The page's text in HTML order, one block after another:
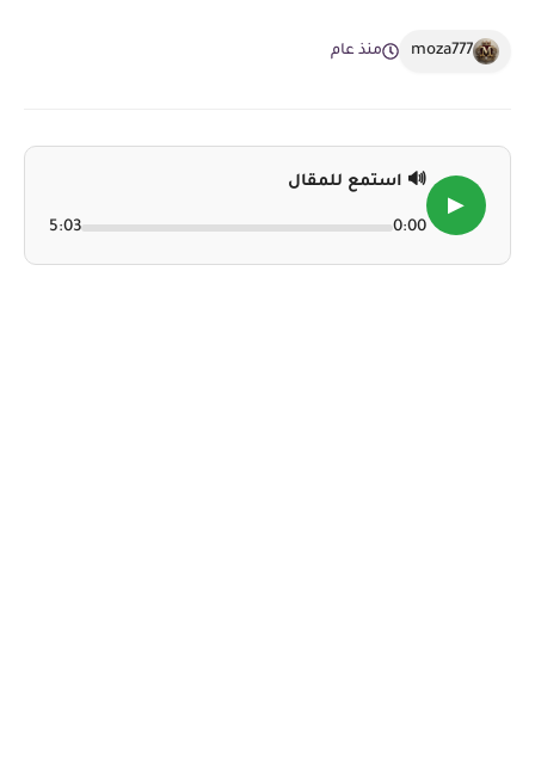
moza777 منذ عام
▶
🔊 استمع للمقال
0:00
5:03